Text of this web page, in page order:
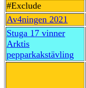
#Exclude
Av4ningen 2021
Stuga 17 vinner
Arktis
pepparkakstävling